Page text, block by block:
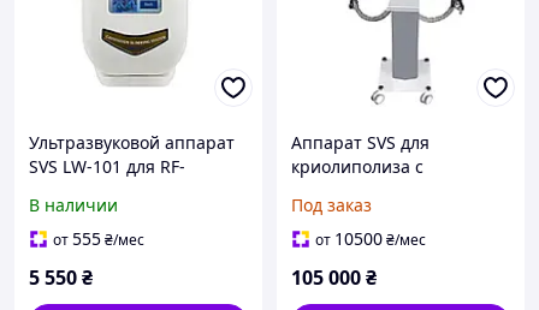
Ультразвуковой аппарат
SVS LW-101 для RF-
В наличии
от555₴/мес
5 550₴
Аппарат SVS для
криолиполиза с
кавитации и лазерного
липолиза (2 ручки для
Под заказ
от 10500₴/мес
105 000₴